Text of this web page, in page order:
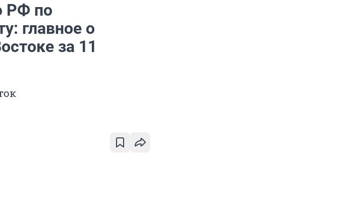
РФ по
главное о
за 11